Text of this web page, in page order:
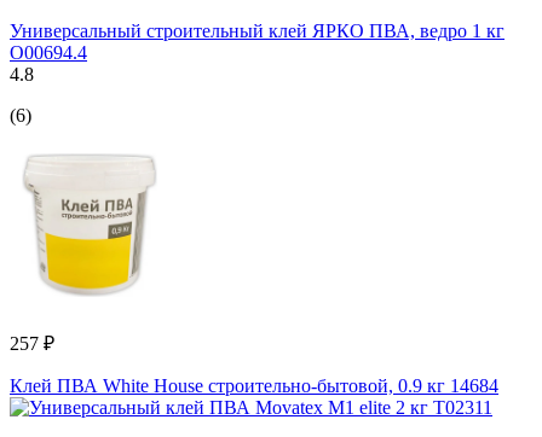
Универсальный строительный клей ЯРКО ПВА, ведро 1 кг
О00694.4
4.8
(6)
257 ₽
Клей ПВА White House строительно-бытовой, 0.9 кг 14684